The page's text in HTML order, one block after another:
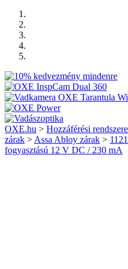
OXE.hu > Hozzáférési
zárak > Assa Abloy zárak >
fogyasztású 12 V DC / 230 mA